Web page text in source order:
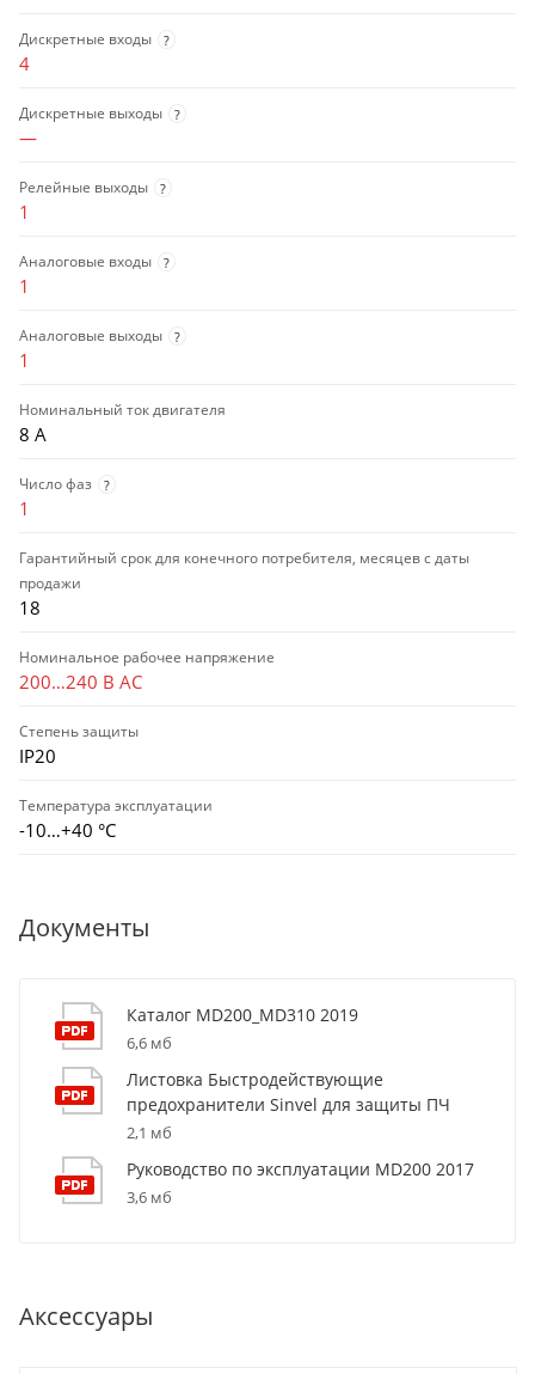
Дискретные входы ?
4
Дискретные выходы ?
—
Релейные выходы ?
1
Аналоговые входы ?
1
Аналоговые выходы ?
1
Номинальный ток двигателя
8 А
Число фаз ?
1
Гарантийный срок для конечного потребителя, месяцев с даты
продажи
18
Номинальное рабочее напряжение
200…240 В AC
Степень защиты
IP20
Температура эксплуатации
-10…+40 °С
Документы
Каталог MD200_MD310 2019
6,6 мб
Листовка Быстродействующие
предохранители Sinvel для защиты ПЧ
2,1 мб
Руководство по эксплуатации MD200 2017
3,6 мб
Аксессуары